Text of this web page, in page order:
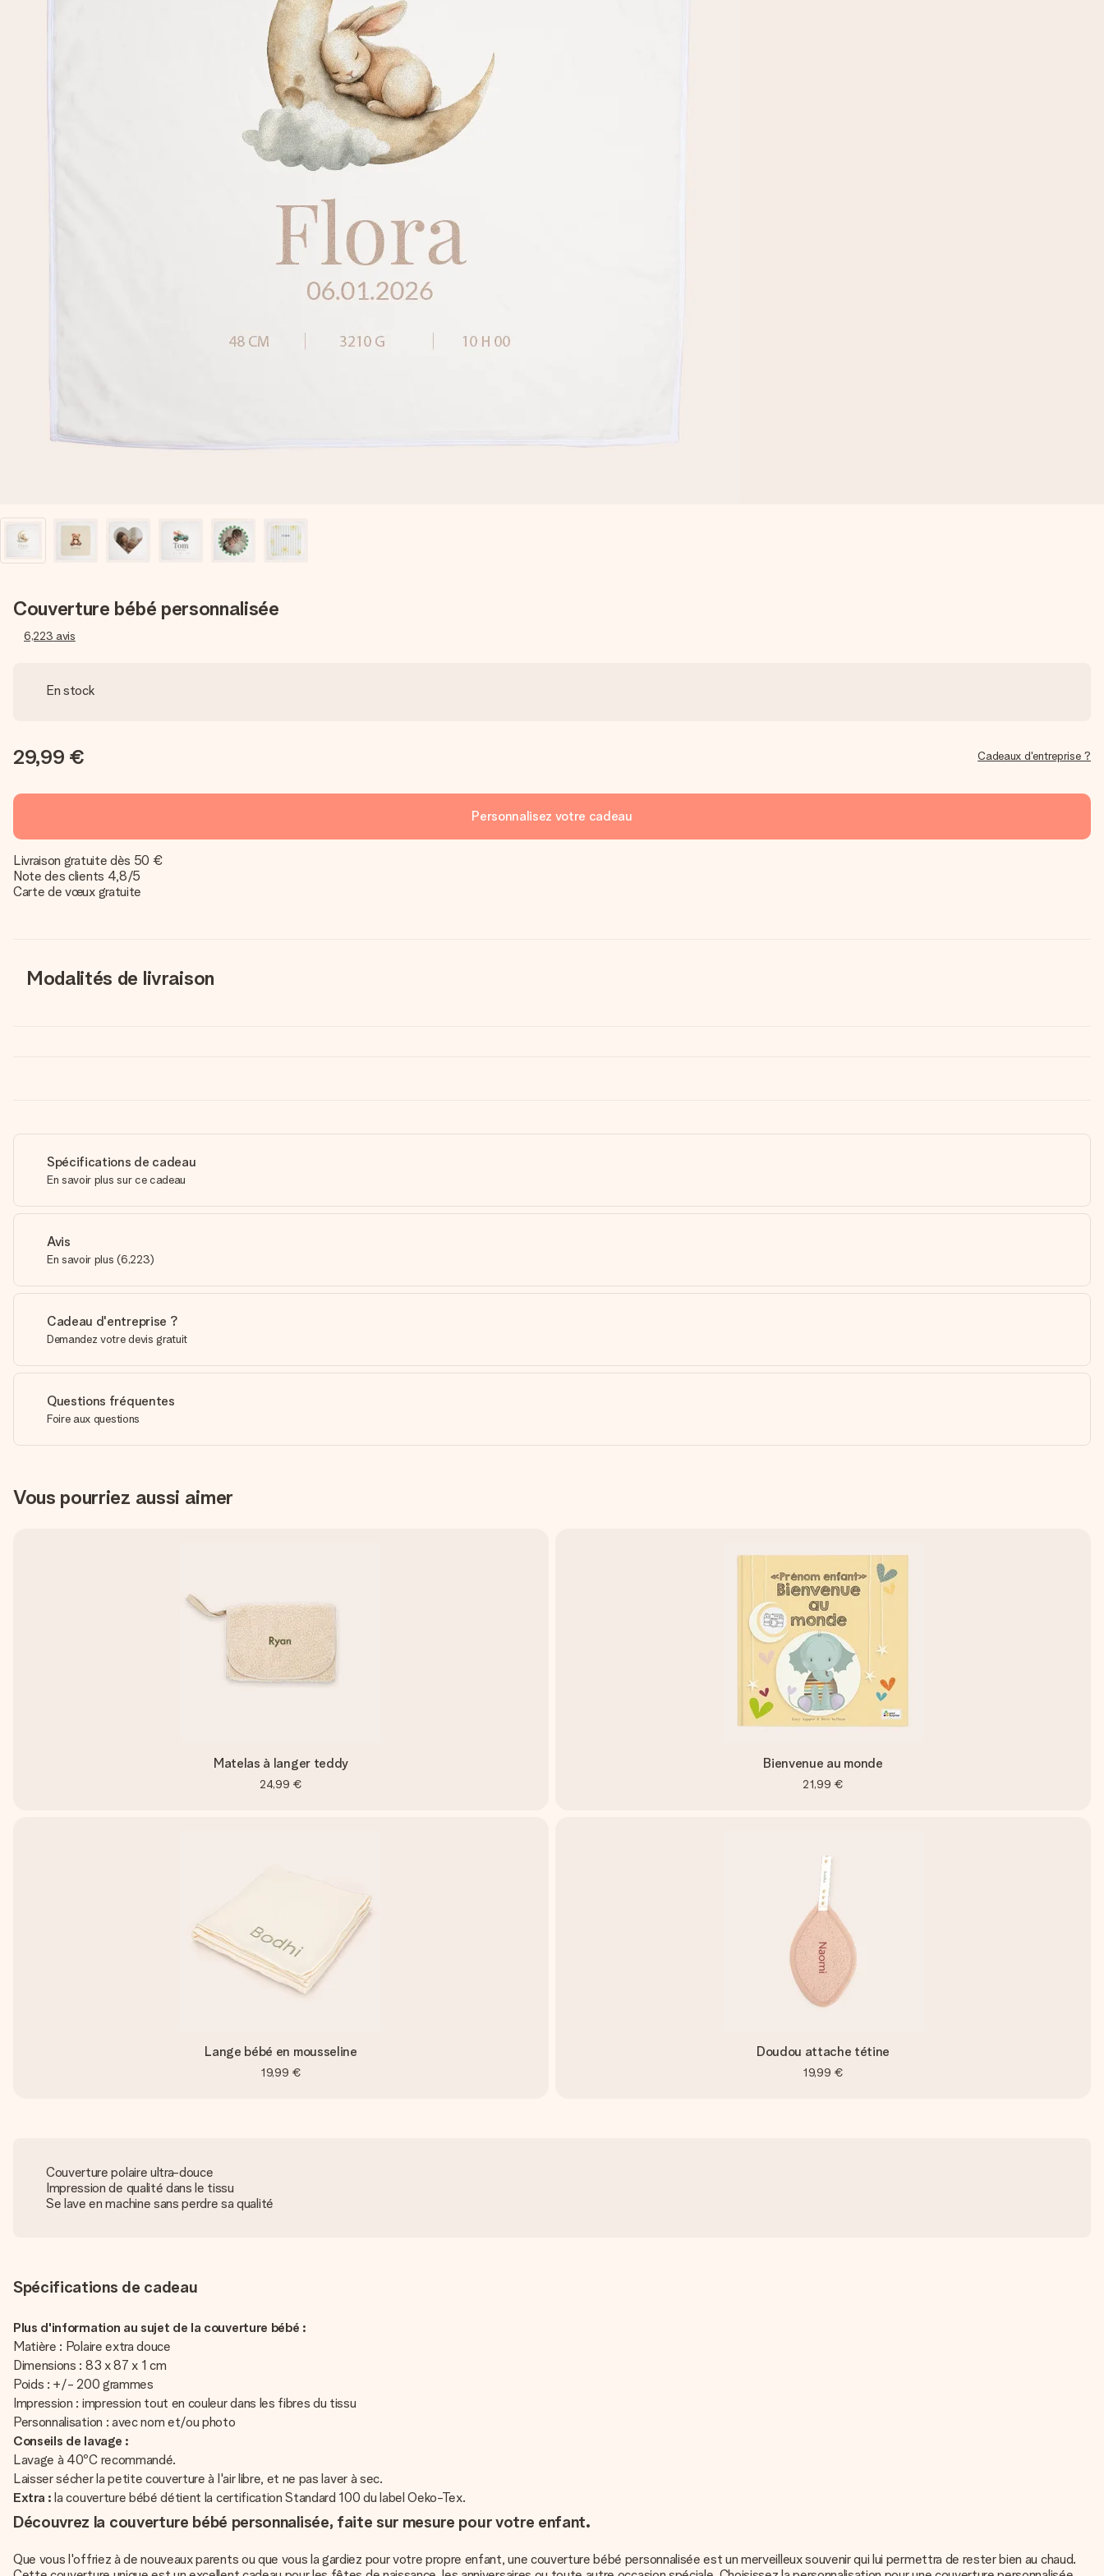
Couverture bébé personnalisée
6,223 avis
En stock
29,99 € Cadeaux d'entreprise ?
Personnalisez votre cadeau
Livraison gratuite dès 50 €
Note des clients 4,8/5
Carte de vœux gratuite
Modalités de livraison
Spécifications de cadeau
En savoir plus sur ce cadeau
Avis
En savoir plus (6,223)
Cadeau d'entreprise ?
Demandez votre devis gratuit
Questions fréquentes
Foire aux questions
Vous pourriez aussi aimer
Matelas à langer teddy
24,99 €
Bienvenue au monde
21,99 €
Lange bébé en mousseline
19,99 €
Doudou attache tétine
19,99 €
Couverture polaire ultra-douce
Impression de qualité dans le tissu
Se lave en machine sans perdre sa qualité
Spécifications de cadeau
Plus d'information au sujet de la couverture bébé :
Matière : Polaire extra douce
Dimensions : 83 x 87 x 1 cm
Poids : +/- 200 grammes
Impression : impression tout en couleur dans les fibres du tissu
Personnalisation : avec nom et/ou photo
Conseils de lavage :
Lavage à 40ºC recommandé.
Laisser sécher la petite couverture à l'air libre, et ne pas laver à sec.
Extra : la couverture bébé détient la certification Standard 100 du label Oeko-Tex.
Découvrez la couverture bébé personnalisée, faite sur mesure pour votre enfant.
Que vous l'offriez à de nouveaux parents ou que vous la gardiez pour votre propre enfant, une couverture bébé personnalisée est un merveilleux souvenir qui lui permettra de rester bien au chaud.